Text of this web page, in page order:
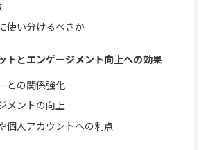
使い分けるべきか
トとエンゲージメント向上への効果
との関係強化
メントの向上
個人アカウントへの利点